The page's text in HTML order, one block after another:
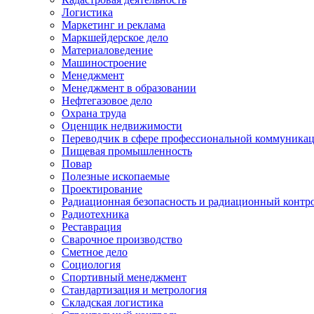
Логистика
Маркетинг и реклама
Маркшейдерское дело
Материаловедение
Машиностроение
Менеджмент
Менеджмент в образовании
Нефтегазовое дело
Охрана труда
Оценщик недвижимости
Переводчик в сфере профессиональной
Пищевая промышленность
Повар
Полезные ископаемые
Проектирование
Радиационная безопасность и радиационный
Радиотехника
Реставрация
Сварочное производство
Сметное дело
Социология
Спортивный менеджмент
Стандартизация и метрология
Складская логистика